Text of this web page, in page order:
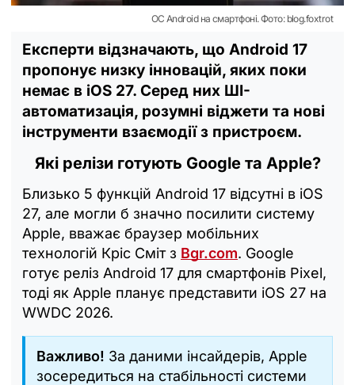
ОС Android на смартфоні. Фото: blog.foxtrot
Експерти відзначають, що Android 17
пропонує низку інновацій, яких поки
немає в iOS 27. Серед них ШІ-
автоматизація, розумні віджети та нові
інструменти взаємодії з пристроєм.
Які релізи готують Google та Apple?
Близько 5 функцій Android 17 відсутні в iOS
27, але могли б значно посилити систему
Apple, вважає браузер мобільних
технологій Кріс Сміт з Вgr.com. Google
готує реліз Android 17 для смартфонів Pixel,
тоді як Apple планує представити iOS 27 на
WWDC 2026.
Важливо! За даними інсайдерів, Apple
зосередиться на стабільності системи